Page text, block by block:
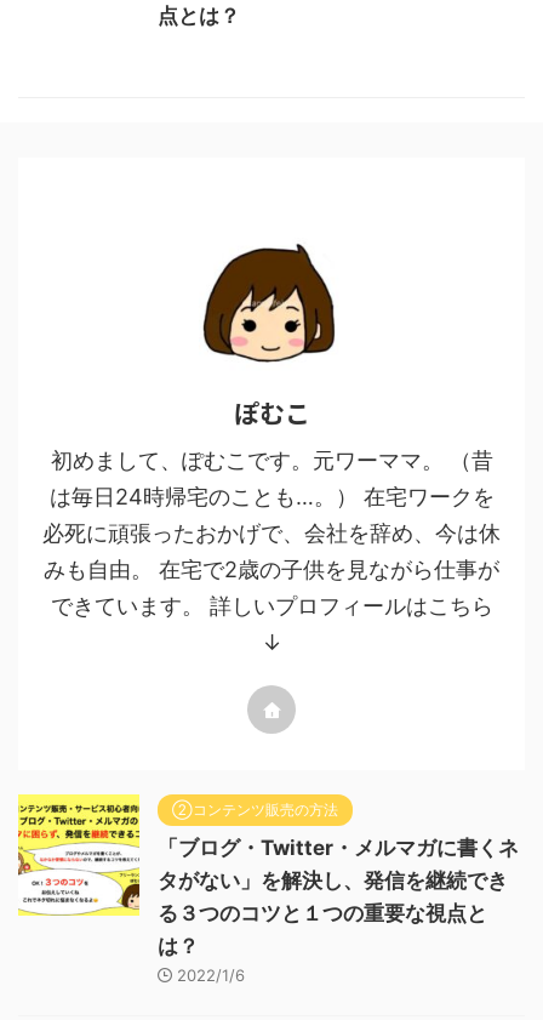
点とは？
ぽむこ
初めまして、ぽむこです。元ワーママ。 （昔
は毎日24時帰宅のことも…。） 在宅ワークを
必死に頑張ったおかげで、会社を辞め、今は休
みも自由。 在宅で2歳の子供を見ながら仕事が
できています。 詳しいプロフィールはこちら
↓
②コンテンツ販売の方法
「ブログ・Twitter・メルマガに書くネ
タがない」を解決し、発信を継続でき
る３つのコツと１つの重要な視点と
は？
2022/1/6